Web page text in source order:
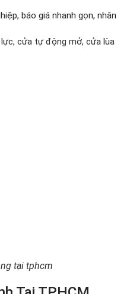
báo giá nhanh gọn, nhân
cửa tự động mở, cửa lùa
tại tphcm